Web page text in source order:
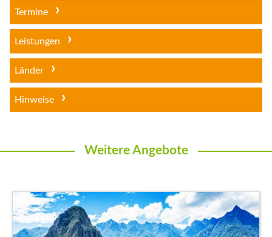
Termine
Leistungen
Länder
Hinweise
Weitere Angebote